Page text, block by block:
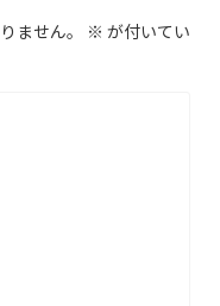
ません。 ※ が付いてい